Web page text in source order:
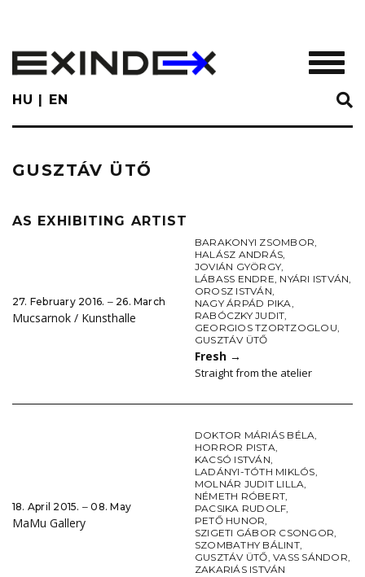
main
content
HU EN
GUSZTÁV ÜTŐ
AS EXHIBITING ARTIST
27. February 2016. ‒ 26. March
Mucsarnok / Kunsthalle
BARAKONYI ZSOMBOR,
HALÁSZ ANDRÁS,
JOVIÁN GYÖRGY,
LÁBASS ENDRE, NYÁRI ISTVÁN,
OROSZ ISTVÁN,
NAGY ÁRPÁD PIKA,
RABÓCZKY JUDIT,
GEORGIOS TZORTZOGLOU,
GUSZTÁV ÜTŐ
Fresh →
Straight from the atelier
18. April 2015. ‒ 08. May
MaMu Gallery
DOKTOR MÁRIÁS BÉLA,
HORROR PISTA,
KACSÓ ISTVÁN,
LADÁNYI-TÓTH MIKLÓS,
MOLNÁR JUDIT LILLA,
NÉMETH RÓBERT,
PACSIKA RUDOLF,
PETŐ HUNOR,
SZIGETI GÁBOR CSONGOR,
SZOMBATHY BÁLINT,
GUSZTÁV ÜTŐ,VASS SÁNDOR,
ZAKARIÁS ISTVÁN